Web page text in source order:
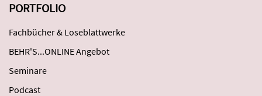
PORTFOLIO
Fachbücher & Loseblattwerke
BEHR'S...ONLINE Angebot
Seminare
Podcast